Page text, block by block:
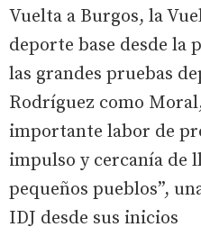
Vuelta a Burgos, la
deporte base desde la
las grandes pruebas
Rodríguez como
importante labor de
impulso y cercanía de
pequeños pueblos”,
IDJ desde sus inicios